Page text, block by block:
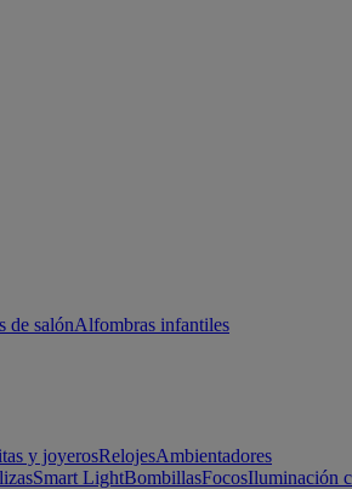
de salónAlfombras infantiles
y joyerosRelojesAmbientadores
Smart LightBombillasFocosIluminación